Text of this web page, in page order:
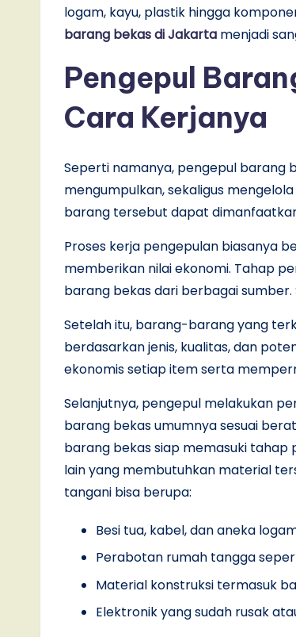
logam, kayu, plastik hingga
barang bekas di Jakarta menjadi
Pengepul
Cara Kerjanya
Seperti namanya, pengepul barang
mengumpulkan, sekaligus
barang tersebut dapat
Proses kerja pengepulan biasanya
memberikan nilai ekonomi. Tahap
barang bekas dari berbagai
Setelah itu, barang-barang yang
berdasarkan jenis, kualitas, dan
ekonomis setiap item serta
Selanjutnya, pengepul melakukan
barang bekas umumnya sesuai
barang bekas siap memasuki tahap
lain yang membutuhkan material
tangani bisa berupa:
Besi tua, kabel, dan aneka
Perabotan rumah tangga
Material konstruksi termasuk
Elektronik yang sudah rusak